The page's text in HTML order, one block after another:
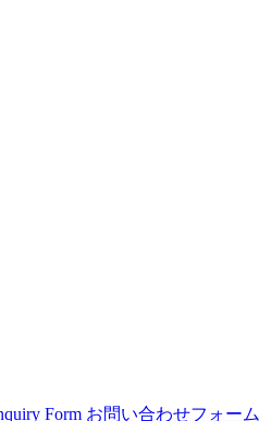
Form お問い合わせフォーム